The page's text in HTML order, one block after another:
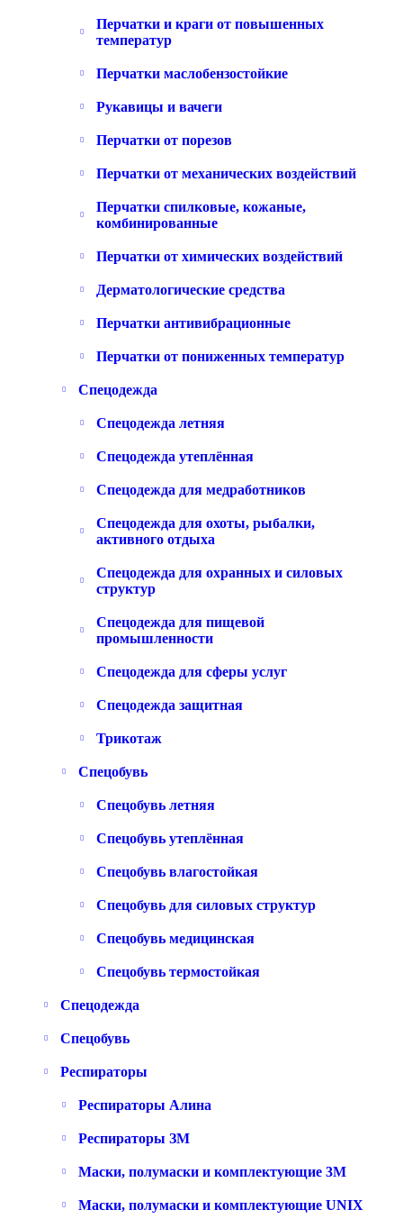
Перчатки и краги от повышенных
температур
Перчатки маслобензостойкие
Рукавицы и вачеги
Перчатки от порезов
Перчатки от механических воздействий
Перчатки спилковые, кожаные,
комбинированные
Перчатки от химических воздействий
Дерматологические средства
Перчатки антивибрационные
Перчатки от пониженных температур
Спецодежда
Спецодежда летняя
Спецодежда утеплённая
Спецодежда для медработников
Спецодежда для охоты, рыбалки,
активного отдыха
Спецодежда для охранных и силовых
структур
Спецодежда для пищевой
промышленности
Спецодежда для сферы услуг
Спецодежда защитная
Трикотаж
Спецобувь
Спецобувь летняя
Спецобувь утеплённая
Спецобувь влагостойкая
Спецобувь для силовых структур
Спецобувь медицинская
Спецобувь термостойкая
Спецодежда
Спецобувь
Респираторы
Респираторы Алина
Респираторы ЗМ
Маски, полумаски и комплектующие 3M
Маски, полумаски и комплектующие UNIX